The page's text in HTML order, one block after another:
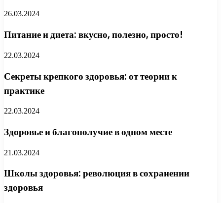
26.03.2024
Питание и диета: вкусно, полезно, просто!
22.03.2024
Секреты крепкого здоровья: от теории к
практике
22.03.2024
Здоровье и благополучие в одном месте
21.03.2024
Школы здоровья: революция в сохранении
здоровья